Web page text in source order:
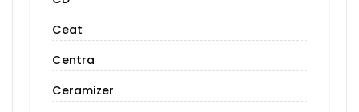
Ceat
Centra
Ceramizer